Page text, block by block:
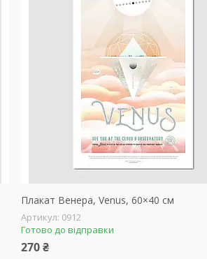
Плакат Венера, Venus, 60×40 см
0912
Готово до відправки
270 ₴